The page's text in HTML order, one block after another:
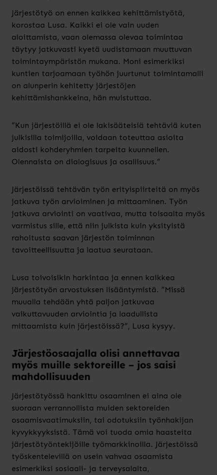
Järjestötyö on ennen kaikkea kehittämistyötä,
korostaa Lusa. Kaikki ei ole vain uuden
aloittamista, vaan olemassa olevaa toimintaa
täytyy jatkuvasti kyetä uudistamaan muuttuvan
toimintaympäristön mukana. Moni esimerkiksi
kuntien tarjoamaan työhön juurtunut toimintamalli
on alunperin kehitetty järjestöjen
kehittämishankkeina, hän muistuttaa.
”Kun järjestöillä ei ole lakisääteisiä tehtäviä kuten
julkisilla toimijoilla, voidaan toteuttaa asioita
aidosti kohderyhmien tarpeita kuunnellen.
Olennaista on dialogisuus ja osallisuus.”
Järjestöissä tehtävän työn erityispiirteitä on myös
jatkuva työn arvioiminen ja mittaaminen. Työn
jatkuva arviointi on vaativaa, mutta toisaalta myös
varmistus sille, että niin julkista kuin yksityistä
rahoitusta saavan järjestön toiminnan
tavoitteellisuutta ja laatua seurataan.
Lusa toivoisikin harkintaa ja ennen kaikkea
järjestötyön arvostuksen lisääntymistä. ”Missä
muualla tehdään yhtä paljon jatkuvaa
vaikuttavuuden arviointia ja laadullista
mittaamista kuin järjestöissä?”, Lusa kysyy.
Järjestöosaajalla olisi annettavaa
myös muille sektoreille – jos saisi
mahdollisuuden
Järjestötyössä hankittu osaaminen ei aina ole
suoraan verrannollista muiden sektoreiden
osaamisvaatimuksiin, tai odotuksiin työnhakijan
kyvykkyyksistä. Tämä voi tuoda omia haasteita
järjestötyöntekijöille työmarkkinoilla. Järjestöissä
työskentelevillä on usein vahvaa osaamista
esimerkiksi sosiaali- ja terveysalalta,